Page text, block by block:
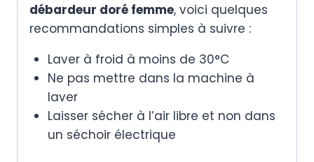
débardeur doré femme, voici quelques
recommandations simples à suivre :
Laver à froid à moins de 30°C
Ne pas mettre dans la machine à
laver
Laisser sécher à l’air libre et non dans
un séchoir électrique